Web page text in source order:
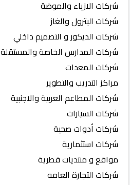
شركات الازياء والموضة
شركات البترول والغاز
شركات الديكور و التصميم داخلي
شركات المدارس الخاصة والمستقلة
شركات المعدات
مراكز التدريب والتطوير
شركات المطاعم العربية والاجنبية
شركات السيارات
شركات أدوات صحية
شركات استثمارية
مواقع و منتديات قطرية
شركات التجارة العامه